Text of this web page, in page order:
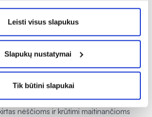
Leisti visus slapukus
Slapukų nustatymai
Tik būtini slapukai
maistinė vertė procentais
per dieną, geriama ryte. Tabletes reikia
vandens.
nėščioms ir krūtimi maitinančioms